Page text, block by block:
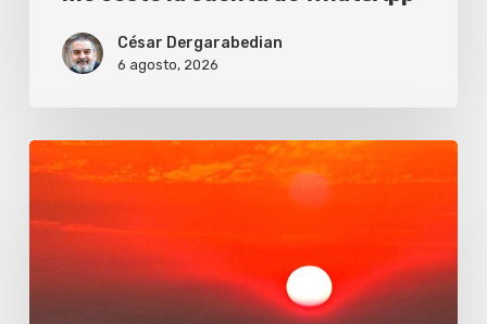
César Dergarabedian
6 agosto, 2026
Todos
días
(te
doy